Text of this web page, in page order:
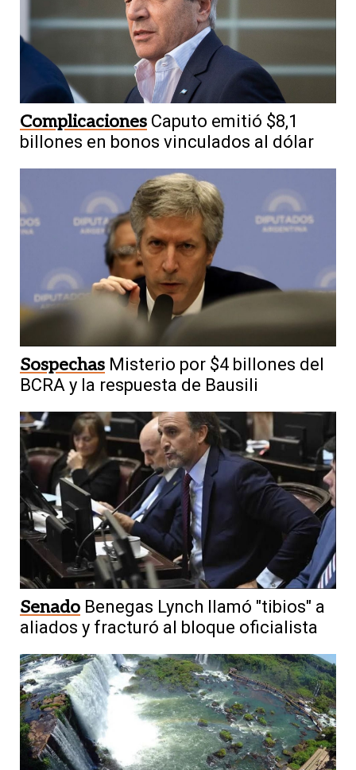
Complicaciones Caputo emitió $8,1
billones en bonos vinculados al dólar
Sospechas Misterio por $4 billones del
BCRA y la respuesta de Bausili
Senado Benegas Lynch llamó "tibios" a
aliados y fracturó al bloque oficialista